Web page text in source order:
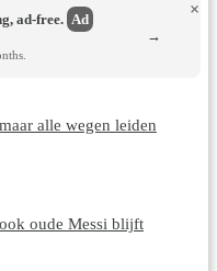
ad-free. Ad
×
→
alle wegen leiden
oude Messi blijft